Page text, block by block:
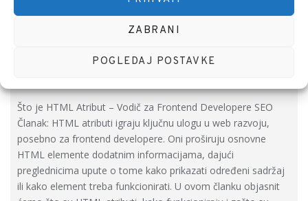
ZABRANI
POGLEDAJ POSTAVKE
Što je HTML Atribut – Vodič za Frontend Developere SEO
Članak: HTML atributi igraju ključnu ulogu u web razvoju,
posebno za frontend developere. Oni proširuju osnovne
HTML elemente dodatnim informacijama, dajući
preglednicima upute o tome kako prikazati određeni sadržaj
ili kako element treba funkcionirati. U ovom članku objasnit